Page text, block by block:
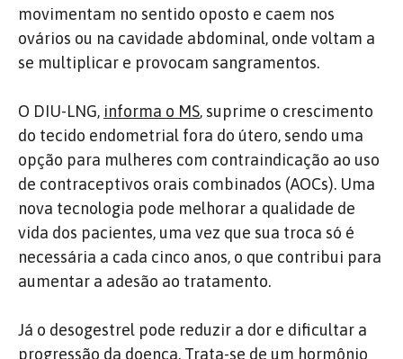
movimentam no sentido oposto e caem nos
ovários ou na cavidade abdominal, onde voltam a
se multiplicar e provocam sangramentos.
O DIU-LNG, informa o MS, suprime o crescimento
do tecido endometrial fora do útero, sendo uma
opção para mulheres com contraindicação ao uso
de contraceptivos orais combinados (AOCs). Uma
nova tecnologia pode melhorar a qualidade de
vida dos pacientes, uma vez que sua troca só é
necessária a cada cinco anos, o que contribui para
aumentar a adesão ao tratamento.
Já o desogestrel pode reduzir a dor e dificultar a
progressão da doença. Trata-se de um hormônio